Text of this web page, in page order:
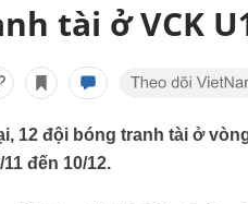
tài ở VCK
12 đội bóng tranh tài ở
đến 10/12.